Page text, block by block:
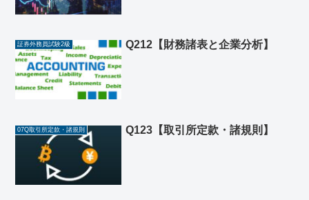
証券外務員試験2級 Q212【財務諸表と企業分析】
07Q取引所定款・諸規則 Q123【取引所定款・諸規則】